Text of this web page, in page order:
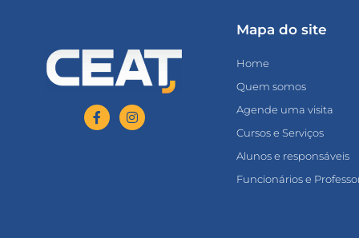
Mapa do site
Home
Quem somos
Agende uma visita
Cursos e Serviços
Alunos e responsáveis
Funcionários e